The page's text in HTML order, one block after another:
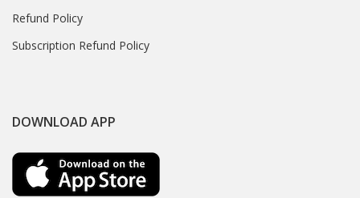
Refund Policy
Subscription Refund Policy
DOWNLOAD APP